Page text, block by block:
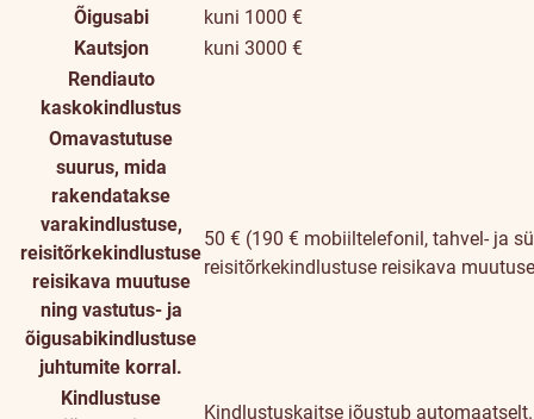
Õigusabi
kuni 1000 €
Kautsjon
kuni 3000 €
Rendiauto
kaskokindlustus
Omavastutuse
suurus, mida
rakendatakse
varakindlustuse,
reisitõrkekindlustuse
reisikava muutuse
ning vastutus- ja
õigusabikindlustuse
juhtumite korral.
50 € (190 € mobiiltelefonil, tahvel- ja
reisitõrkekindlustuse reisikava
Kindlustuse
Kindlustuskaitse jõustub